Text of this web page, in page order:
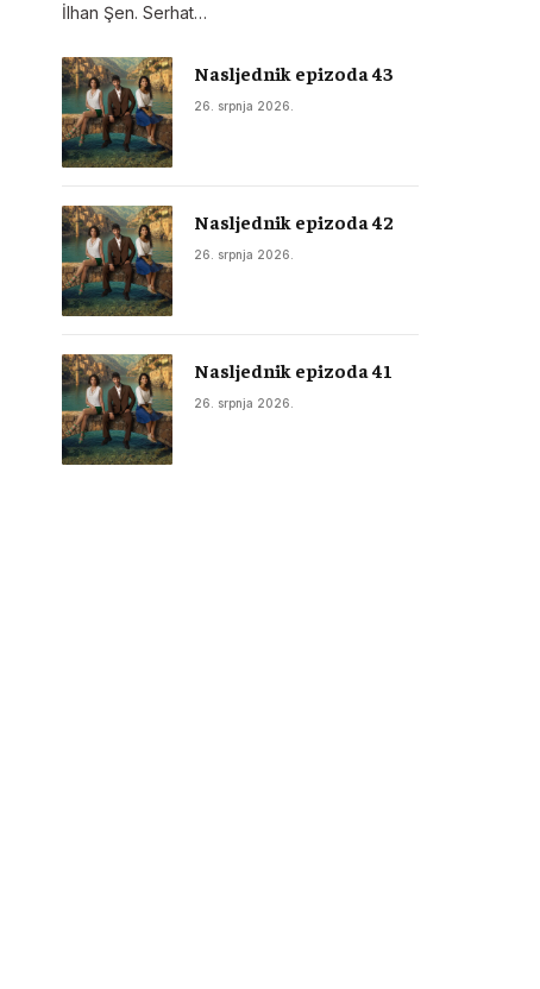
İlhan Şen. Serhat…
Nasljednik epizoda 43
26. srpnja 2026.
Nasljednik epizoda 42
26. srpnja 2026.
Nasljednik epizoda 41
26. srpnja 2026.